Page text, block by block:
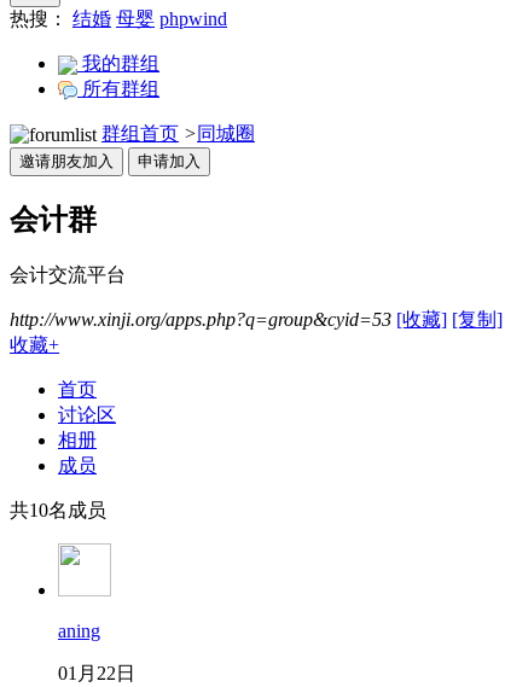
热搜： 结婚 母婴 phpwind
我的群组
所有群组
群组首页 >同城圈
邀请朋友加入 申请加入
会计群
会计交流平台
http://www.xinji.org/apps.php?q=group&cyid=53 [收藏] [复制]
收藏+
首页
讨论区
相册
成员
共10名成员
aning
01月22日